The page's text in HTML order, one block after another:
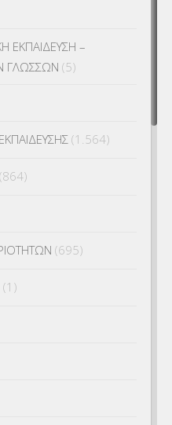
ΕΚΠΑΙΔΕΥΣΗ –
ΓΛΩΣΣΩΝ (5)
(1.564)
(864)
(695)
(1)